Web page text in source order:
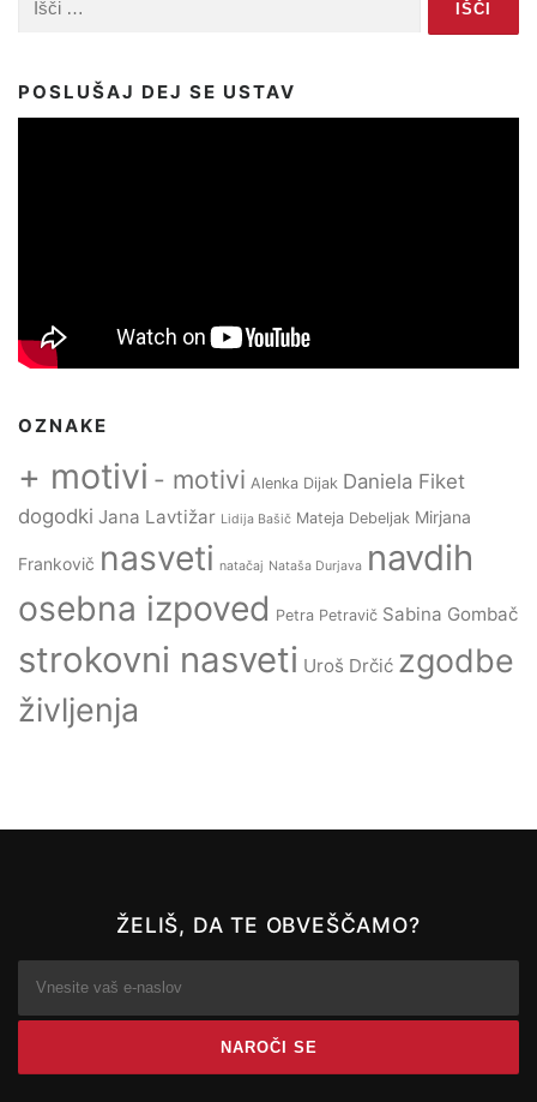
POSLUŠAJ DEJ SE USTAV
OZNAKE
+ motivi - motivi Alenka Dijak Daniela Fiket
dogodki Jana Lavtižar Lidija Bašič Mateja Debeljak Mirjana
Frankovič nasveti natačaj Nataša Durjava navdih
osebna izpoved Petra Petravič Sabina Gombač
strokovni nasveti Uroš Drčić zgodbe
življenja
ŽELIŠ, DA TE OBVEŠČAMO?